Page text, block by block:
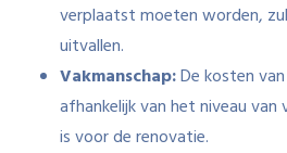
verplaatst moeten worden,
uitvallen.
Vakmanschap:De kosten
afhankelijk van het niveau
is voor de renovatie.